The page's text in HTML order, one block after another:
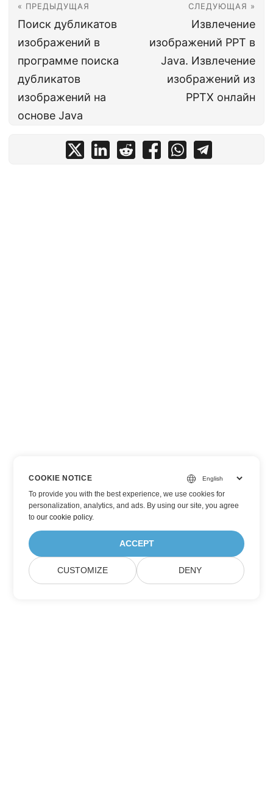
« ПРЕДЫДУЩАЯ
Поиск дубликатов
изображений в
программе поиска
дубликатов
изображений на
основе Java
СЛЕДУЮЩАЯ »
Извлечение
изображений PPT в
Java. Извлечение
изображений из
PPTX онлайн
COOKIE NOTICE
To provide you with the best experience, we use cookies for
personalization, analytics, and ads. By using our site, you agree
toour cookie policy.
ACCEPT
CUSTOMIZE DENY